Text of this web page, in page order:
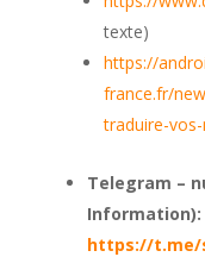
texte)
https://
france.fr/
traduire-
Telegram –
Information):
https://t.me/